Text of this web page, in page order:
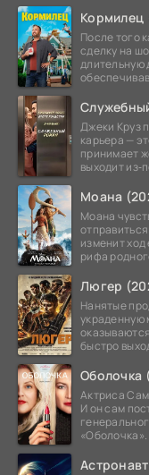
Кормилец
После того
сделку на
длительную
Джеки Круз
карьера —
принимает
выходит
Моана
Моана
изменит
рифа
Люгер
Нанятые
украденную
быстро
Оболочка
Актриса
И он сам